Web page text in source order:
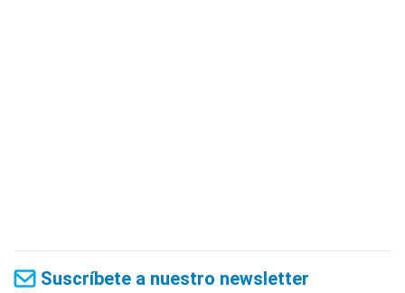
Suscríbete a nuestro newsletter